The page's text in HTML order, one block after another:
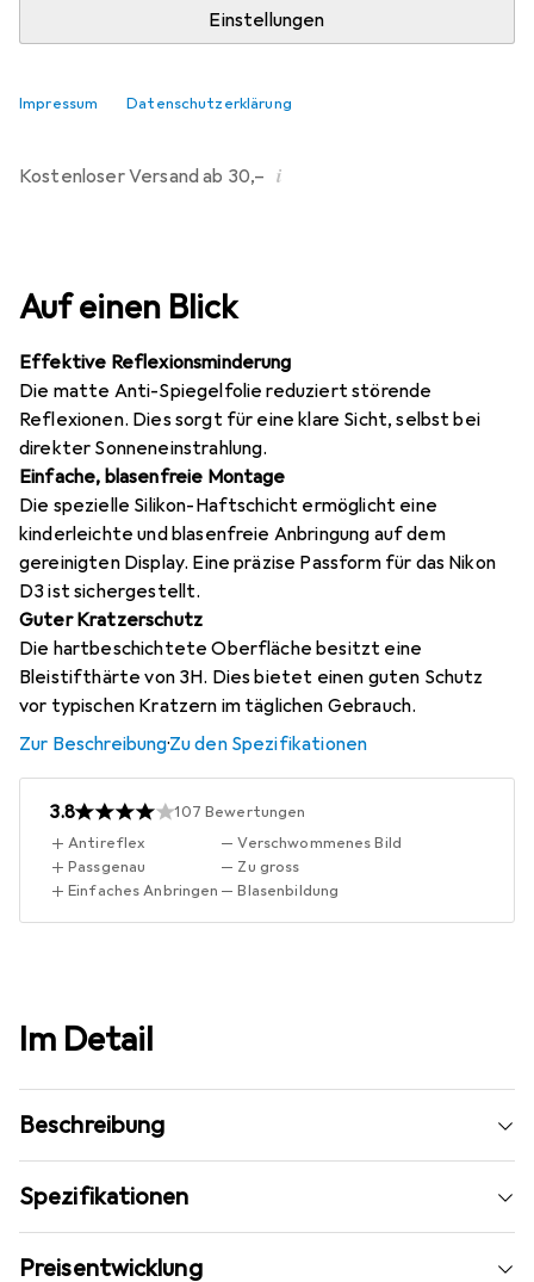
Einstellungen
Impressum Datenschutzerklärung
In den Warenkorb
Vergleichen
Kostenloser Versand ab 30,– i
Auf einen Blick
Effektive Reflexionsminderung
Die matte Anti-Spiegelfolie reduziert störende
Reflexionen. Dies sorgt für eine klare Sicht, selbst bei
direkter Sonneneinstrahlung.
Einfache, blasenfreie Montage
Die spezielle Silikon-Haftschicht ermöglicht eine
kinderleichte und blasenfreie Anbringung auf dem
gereinigten Display. Eine präzise Passform für das Nikon
D3 ist sichergestellt.
Guter Kratzerschutz
Die hartbeschichtete Oberfläche besitzt eine
Bleistifthärte von 3H. Dies bietet einen guten Schutz
vor typischen Kratzern im täglichen Gebrauch.
Zur Beschreibung·Zu den Spezifikationen
3.8 107 Bewertungen
Antireflex
Passgenau
Einfaches Anbringen
Verschwommenes Bild
Zu gross
Blasenbildung
Im Detail
Beschreibung
Spezifikationen
Preisentwicklung